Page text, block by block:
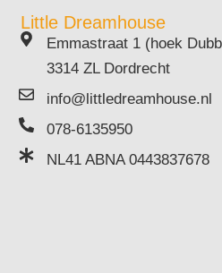
Little Dreamhouse
Emmastraat 1 (hoek
3314 ZL Dordrecht
info@littledreamhouse.nl
078-6135950
NL41 ABNA 0443837678